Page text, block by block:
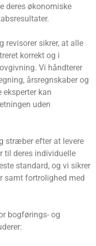
deres økonomiske
revisorer sikrer, at alle
korrekt og i
Vi håndterer
årsregnskaber og
eksperter kan
uden
stræber efter at levere
til deres individuelle
standard, og vi sikrer
samt fortrolighed med
bogførings- og